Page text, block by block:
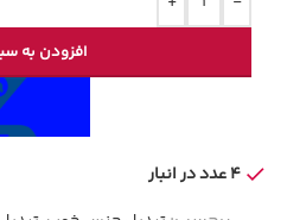
افزودن به
4 عدد در انبار